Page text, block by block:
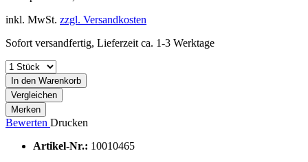
inkl. MwSt. zzgl. Versandkosten
Sofort versandfertig, Lieferzeit ca. 1-3 Werktage
In den Warenkorb
Vergleichen
Merken
Bewerten Drucken
Artikel-Nr.: 10010465